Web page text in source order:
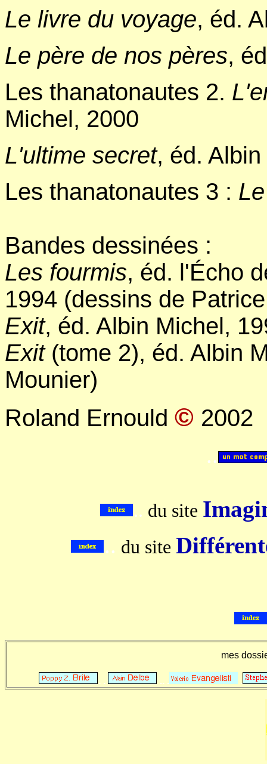
Le livre du voyage, éd.
Le père de nos pères,
Les thanatonautes 2.
Michel, 2000
L'ultime secret, éd.
Les thanatonautes 3 :
Bandes dessinées :
Les fourmis, éd. l'Écho
1994 (dessins de
Exit, éd. Albin Michel,
Exit(tome 2), éd. Albin
Mounier)
Roland Ernould © 2002
..
.. du site
.. du site
mes
. . .. . .